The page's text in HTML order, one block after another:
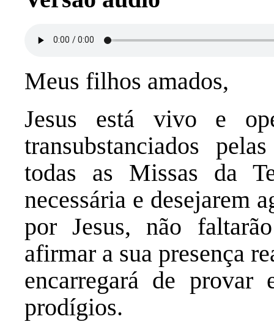
Meus filhos amados,
Jesus está vivo e
transubstanciados
todas as Missas da
necessária e desejarem
por Jesus, não
afirmar a sua presença
encarregará de provar
prodígios.